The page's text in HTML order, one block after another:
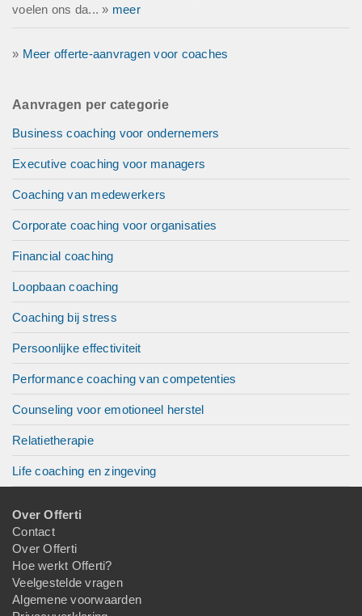
voelen ons da... » meer
» Meer offerte-aanvragen voor coaches
Aanvragen per categorie
Business coaching voor ondernemers
Executive coaching voor managers
Coaching van medewerkers
Corporate coaching voor organisaties
Financial coaching
Loopbaan coaching
Coaching bij stress
Persoonlijke effectiviteit
Performance coaching van competenties
Counseling voor emotioneel herstel
Relatietherapie
Life coaching en zingeving
Over Offerti
Contact
Over Offerti
Hoe werkt Offerti?
Veelgestelde vragen
Algemene voorwaarden